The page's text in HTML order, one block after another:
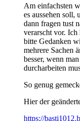
Am einfachsten
es aussehen soll,
dann fragen tust
verarscht vor. Ich
bitte Gedanken
mehrere Sachen
besser, wenn
durcharbeiten
So genug
Hier der
https://